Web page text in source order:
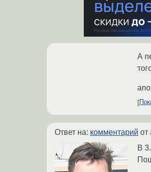
А
Ответ на: комментарий от
В